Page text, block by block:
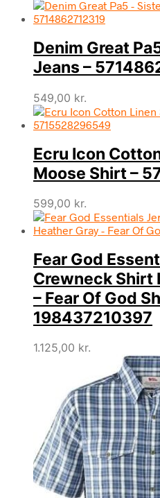
Denim Great
Jeans –
549,00 kr.
Ecru Icon
Moose Shirt –
599,00 kr.
Fear God
Crewneck Shirt
– Fear Of God
198437210397
1.125,00 kr.